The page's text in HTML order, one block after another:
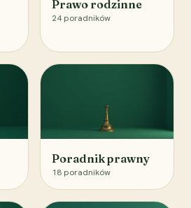
Prawo rodzinne
24 poradników
Poradnik prawny
18 poradników